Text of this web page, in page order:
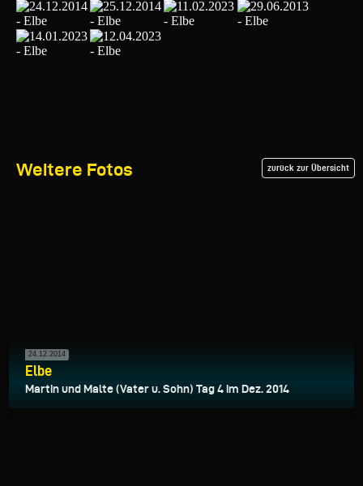
Weitere Fotos zurück zur Übersicht
24.12.2014
Elbe
Martin und Malte (Vater u. Sohn) Tag 4 im Dez. 2014